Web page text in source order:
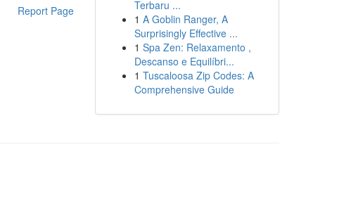
Report Page
Terbaru ...
1 A Goblin Ranger, A
Surprisingly Effective ...
1 Spa Zen: Relaxamento ,
Descanso e Equilíbri...
1 Tuscaloosa Zip Codes: A
Comprehensive Guide